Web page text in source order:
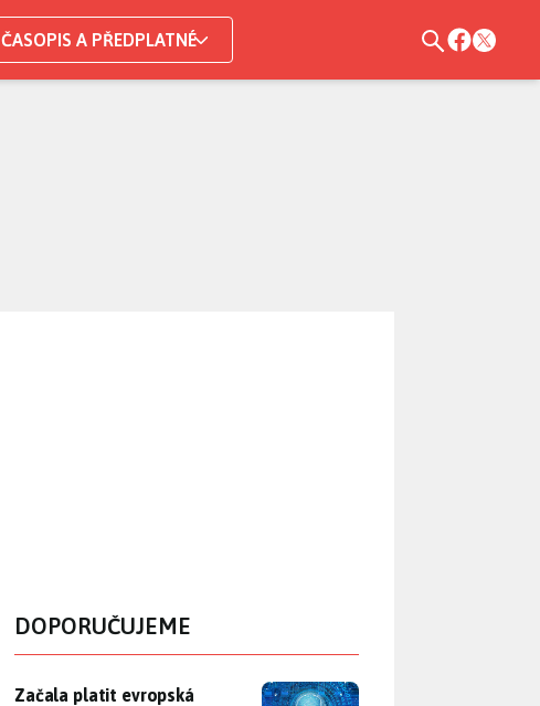
ČASOPIS A PŘEDPLATNÉ
DOPORUČUJEME
Začala platit evropská regulace umělé inteligence. AI obsah
Začala platit evropská